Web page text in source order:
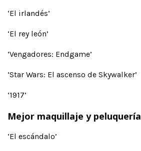
‘El irlandés’
‘El rey león’
‘Vengadores: Endgame’
‘Star Wars: El ascenso de Skywalker’
‘1917’
Mejor maquillaje y peluquería
‘El escándalo’